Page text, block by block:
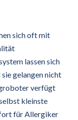
sich oft mit
lassen sich
gelangen nicht
verfügt
kleinste
für Allergiker